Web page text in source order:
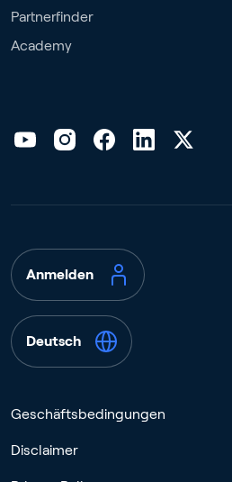
Partnerfinder
Academy
Anmelden
Deutsch
Geschäftsbedingungen
Disclaimer